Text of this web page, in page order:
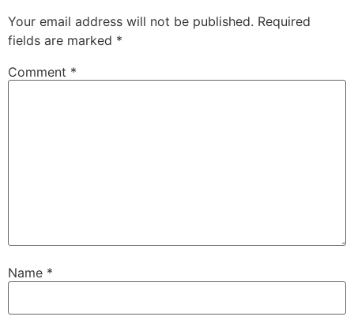
Your email address will not be published. Required
fields are marked *
Comment *
Name *